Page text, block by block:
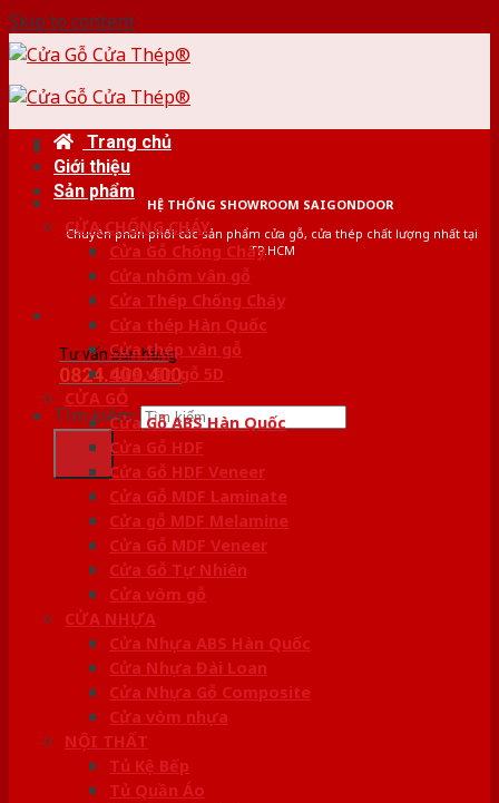
Skip to content
HỆ THỐNG SHOWROOM SAIGONDOOR
Chuyên phân phối các sản phẩm cửa gỗ, cửa thép chất lượng nhất tại
TP.HCM
Tư vấn bán hàng
0824.400.400
Tìm kiếm:
Trang chủ
Giới thiệu
Sản phẩm
CỬA CHỐNG CHÁY
Cửa Gỗ Chống Cháy
Cửa nhôm vân gỗ
Cửa Thép Chống Cháy
Cửa thép Hàn Quốc
Cửa thép vân gỗ
Cửa vân gỗ 5D
CỬA GỖ
Cửa Gỗ ABS Hàn Quốc
Cửa Gỗ HDF
Cửa Gỗ HDF Veneer
Cửa Gỗ MDF Laminate
Cửa gỗ MDF Melamine
Cửa Gỗ MDF Veneer
Cửa Gỗ Tự Nhiên
Cửa vòm gỗ
CỬA NHỰA
Cửa Nhựa ABS Hàn Quốc
Cửa Nhựa Đài Loan
Cửa Nhựa Gỗ Composite
Cửa vòm nhựa
NỘI THẤT
Tủ Kệ Bếp
Tủ Quần Áo